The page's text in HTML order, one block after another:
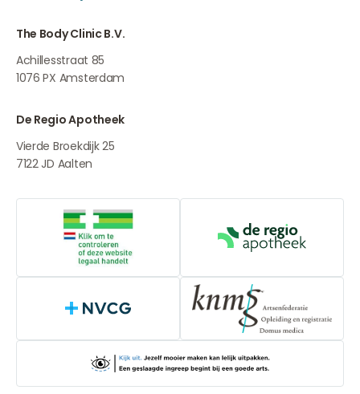
The Body Clinic B.V.
Achillesstraat 85
1076 PX Amsterdam
De Regio Apotheek
Vierde Broekdijk 25
7122 JD Aalten
Online aanbieders medicijnenDe Regio
NVCG